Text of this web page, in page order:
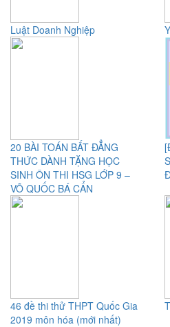
Luật Doanh Nghiệp
20 BÀI TOÁN BẤT ĐẲNG
THỨC DÀNH TẶNG HỌC
SINH ÔN THI HSG LỚP 9 –
VÕ QUỐC BÁ CẨN
46 đề thi thử THPT Quốc Gia
2019 môn hóa (mới nhất)